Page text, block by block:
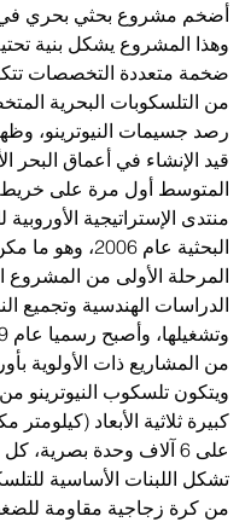
أضخم مشروع بحثي بحري في
وهذا المشروع يشكل بنية
ضخمة متعددة التخصصات
من التلسكوبات البحرية
رصد جسيمات النيوترينو،
قيد الإنشاء في أعماق البحر
المتوسط أول مرة على
منتدى الإستراتيجية الأوروبية
البحثية عام 2006،
المرحلة الأولى من المشروع
الدراسات الهندسية وتجميع
من المشاريع ذات الأولوية
ويتكون تلسكوب النيوترينو
كبيرة ثلاثية الأبعاد
على 6 آلاف وحدة بصرية،
تشكل اللبنات الأساسية
من كرة زجاجية مقاومة